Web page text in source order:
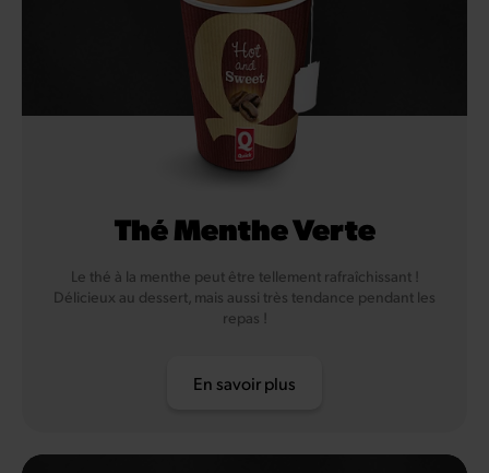
Thé Menthe Verte
Le thé à la menthe peut être tellement rafraîchissant !
Délicieux au dessert, mais aussi très tendance pendant les
repas !
En savoir plus